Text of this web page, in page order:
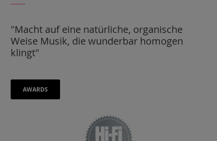
"Macht auf eine natürliche, organische
Weise Musik, die wunderbar homogen
klingt"
AWARDS